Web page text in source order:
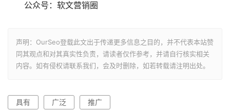
公众号：软文营销圈
声明：OurSeo登载此文出于传递更多信息之目的，并不代表本站赞
同其观点和对其真实性负责，请读者仅作参考，并请自行核实相关
内容。如有侵权请联系我们，会及时删除，如若转载请注明出处。
具有 广泛 推广